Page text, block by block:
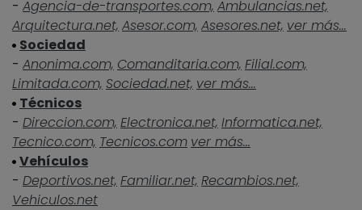
- Agencia-de-transportes.com, Ambulancias.net,
Arquitectura.net, Asesor.com, Asesores.net, ver más...
Sociedad
- Anonima.com, Comanditaria.com, Filial.com,
Limitada.com, Sociedad.net, ver más...
Técnicos
- Direccion.com, Electronica.net, Informatica.net,
Tecnico.com, Tecnicos.com ver más...
Vehículos
- Deportivos.net, Familiar.net, Recambios.net,
Vehiculos.net